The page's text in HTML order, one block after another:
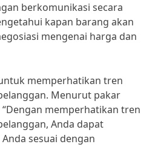
berkomunikasi secara
kapan barang akan
mengenai harga dan
memperhatikan tren
Menurut pakar
“Dengan memperhatikan tren
Anda dapat
sesuai dengan